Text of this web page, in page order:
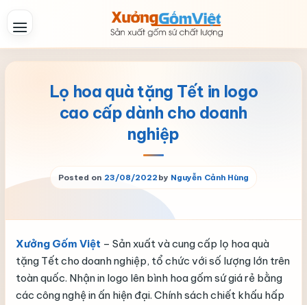
Lọ hoa quà tặng Tết in logo
cao cấp dành cho doanh
nghiệp
Posted on 23/08/2022 by Nguyễn Cảnh Hùng
Xưởng Gốm Việt – Sản xuất và cung cấp lọ hoa quà
tặng Tết cho doanh nghiệp, tổ chức với số lượng lớn trên
toàn quốc. Nhận in logo lên bình hoa gốm sứ giá rẻ bằng
các công nghệ in ấn hiện đại. Chính sách chiết khấu hấp